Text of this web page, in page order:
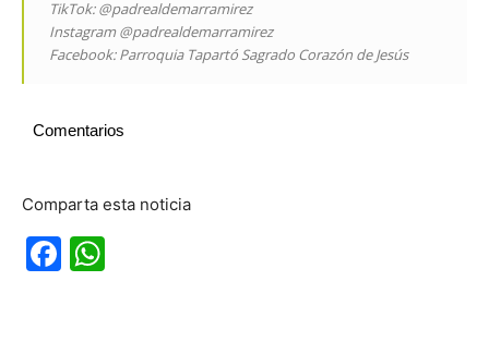
TikTok: @padrealdemarramirez
Instagram @padrealdemarramirez
Facebook: Parroquia Tapartó Sagrado Corazón de Jesús
Comentarios
Comparta esta noticia
Facebook